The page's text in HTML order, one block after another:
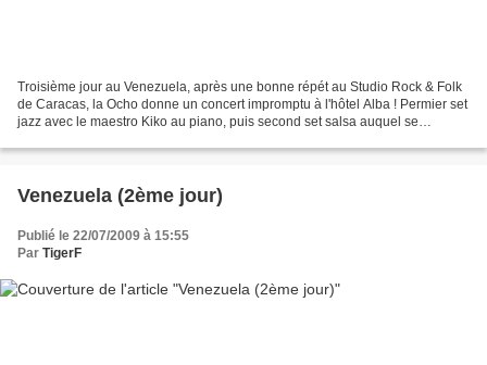
Troisième jour au Venezuela, après une bonne répét au Studio Rock & Folk
de Caracas, la Ocho donne un concert impromptu à l'hôtel Alba ! Permier set
jazz avec le maestro Kiko au piano, puis second set salsa auquel se
Venezuela (2ème jour)
Publié le 22/07/2009 à 15:55
Par TigerF